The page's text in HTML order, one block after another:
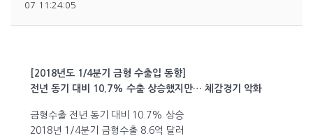
07 11:24:05
[2018년도 1/4분기 금형 수출입 동향]
전년 동기 대비 10.7% 수출 상승했지만… 체감경기 악화
금형수출 전년 동기 대비 10.7% 상승
2018년 1/4분기 금형수출 8.6억 달러